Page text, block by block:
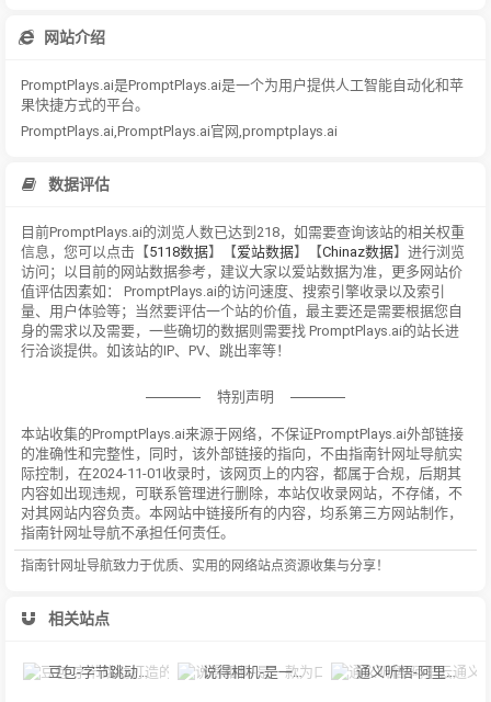
网站介绍
PromptPlays.ai是PromptPlays.ai是一个为用户提供人工智能自动化和苹
果快捷方式的平台。
PromptPlays.ai,PromptPlays.ai官网,promptplays.ai
数据评估
目前PromptPlays.ai的浏览人数已达到218，如需要查询该站的相关权重
信息，您可以点击【5118数据】【爱站数据】【Chinaz数据】进行浏览
访问；以目前的网站数据参考，建议大家以爱站数据为准，更多网站价
值评估因素如： PromptPlays.ai的访问速度、搜索引擎收录以及索引
量、用户体验等；当然要评估一个站的价值，最主要还是需要根据您自
身的需求以及需要，一些确切的数据则需要找 PromptPlays.ai的站长进
行洽谈提供。如该站的IP、PV、跳出率等！
特别声明
本站收集的PromptPlays.ai来源于网络，不保证PromptPlays.ai外部链接
的准确性和完整性，同时，该外部链接的指向，不由指南针网址导航实
际控制，在2024-11-01收录时，该网页上的内容，都属于合规，后期其
内容如出现违规，可联系管理进行删除，本站仅收录网站，不存储，不
对其网站内容负责。本网站中链接所有的内容，均系第三方网站制作，
指南针网址导航不承担任何责任。
指南针网址导航致力于优质、实用的网络站点资源收集与分享！
相关站点
豆包-字节跳动打造的多功能AI对话工具 说得相机-是一款为口播视频创作者量身定制的智能拍摄工具 通义听悟-阿里云通义听悟是聚焦音视频内容的工作学习AI助手